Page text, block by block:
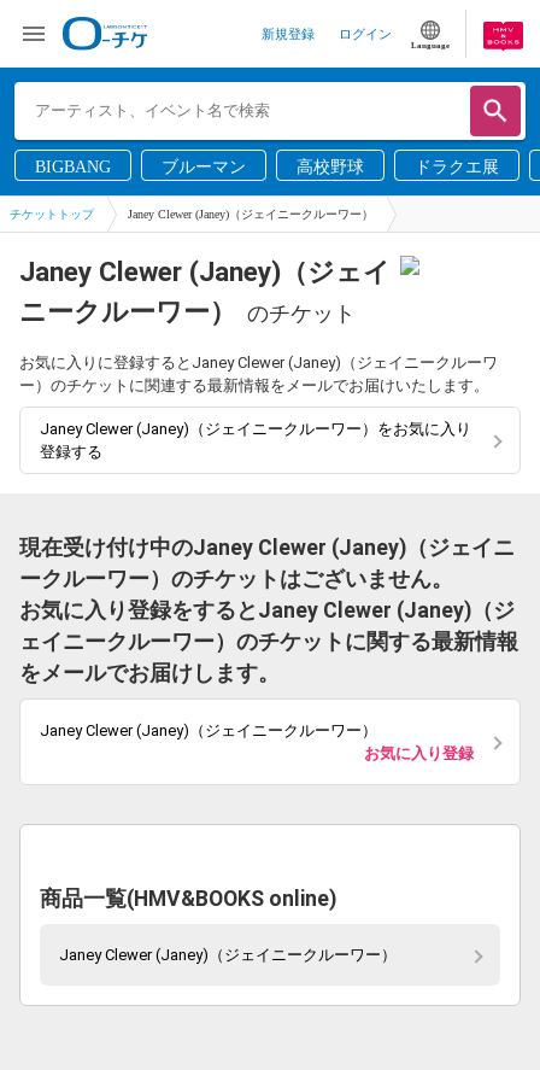
新規登録 ログイン
Language
BIGBANG ブルーマン 高校野球 ドラクエ展
チケットトップ Janey Clewer (Janey)（ジェイニークルーワー）
Janey Clewer (Janey)（ジェイ
ニークルーワー）
のチケット
お気に入りに登録するとJaney Clewer (Janey)（ジェイニークルーワ
ー）のチケットに関連する最新情報をメールでお届けいたします。
Janey Clewer (Janey)（ジェイニークルーワー）をお気に入り
登録する
現在受け付け中のJaney Clewer (Janey)（ジェイニ
ークルーワー）のチケットはございません。
お気に入り登録をするとJaney Clewer (Janey)（ジ
ェイニークルーワー）のチケットに関する最新情報
をメールでお届けします。
Janey Clewer (Janey)（ジェイニークルーワー）
お気に入り登録
商品一覧(HMV&BOOKS online)
Janey Clewer (Janey)（ジェイニークルーワー）